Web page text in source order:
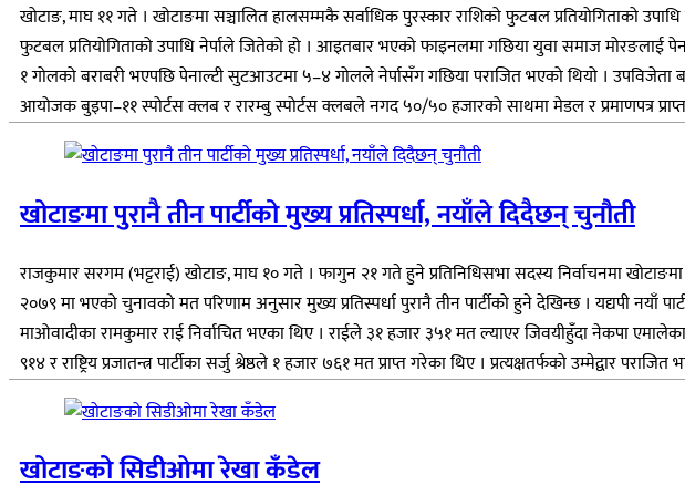
खोटाङ, माघ ११ गते । खोटाङमा सञ्चालित हालसम्मकै सर्वाधिक पुरस्कार राशिको फुटबल प्रतियोगिताको
फुटबल प्रतियोगिताको उपाधि नेर्पाले जितेको हो । आइतबार भएको फाइनलमा गछिया युवा समाज मोरङलाई
१ गोलको बराबरी भएपछि पेनाल्टी सुटआउटमा ५–४ गोलले नेर्पासँग गछिया पराजित भएको थियो ।
आयोजक बुइपा–११ स्पोर्टस क्लब र रारम्बु स्पोर्टस क्लबले नगद ५०/५० हजारको साथमा मेडल र प्रमाणपत्र
खोटाङमा पुरानै तीन पार्टीको मुख्य प्रतिस्पर्धा, नयाँले दिदैछन् चुनौती
राजकुमार सरगम (भट्टराई) खोटाङ, माघ १० गते । फागुन २१ गते हुने प्रतिनिधिसभा सदस्य निर्वाचनमा
२०७९ मा भएको चुनावको मत परिणाम अनुसार मुख्य प्रतिस्पर्धा पुरानै तीन पार्टीको हुने देखिन्छ । यद्यपी
माओवादीका रामकुमार राई निर्वाचित भएका थिए । राईले ३१ हजार ३५१ मत ल्याएर जिवयीहुँदा नेकपा
९१४ र राष्ट्रिय प्रजातन्त्र पार्टीका सर्जु श्रेष्ठले १ हजार ७६१ मत प्राप्त गरेका थिए । प्रत्यक्षतर्फको उम्मेद्वार पराजित
खोटाङको सिडीओमा रेखा कँडेल